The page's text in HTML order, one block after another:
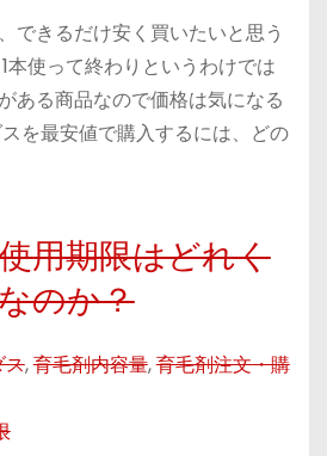
できるだけ安く買いたいと思う
本使って終わりというわけでは
ある商品なので価格は気になる
を最安値で購入するには、どの
用期限はどれく
のか？
ス,育毛剤内容量,育毛剤注文・購